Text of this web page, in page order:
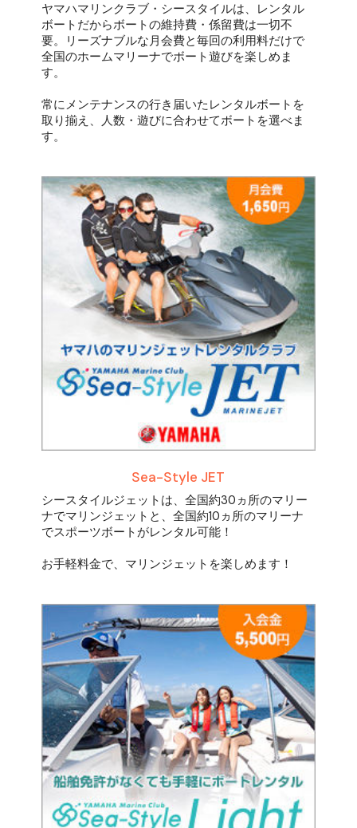
ヤマハマリンクラブ・シースタイルは、レンタル
ボートだからボートの維持費・係留費は一切不
要。リーズナブルな月会費と毎回の利用料だけで
全国のホームマリーナでボート遊びを楽しめま
す。
常にメンテナンスの行き届いたレンタルボートを
取り揃え、人数・遊びに合わせてボートを選べま
す。
Sea-Style JET
シースタイルジェットは、全国約30ヵ所のマリー
ナでマリンジェットと、全国約10ヵ所のマリーナ
でスポーツボートがレンタル可能！
お手軽料金で、マリンジェットを楽しめます！